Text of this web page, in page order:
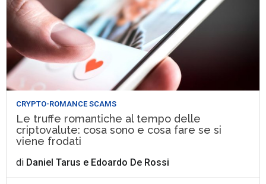
CRYPTO-ROMANCE SCAMS
Le truffe romantiche al tempo delle
criptovalute: cosa sono e cosa fare se si
viene frodati
di Daniel Tarus e Edoardo De Rossi